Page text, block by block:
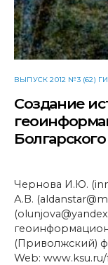
ВЫПУСК 2012 №3 (62)
Создание
Чернова И.Ю.
А.В.
(Приволжский)
Web: